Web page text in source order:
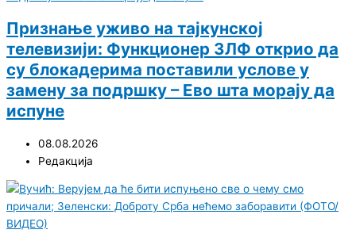
Признање уживо на тајкунској
телевизији: Функционер ЗЛФ открио да
су блокадерима поставили услове у
замену за подршку – Ево шта морају да
испуне
08.08.2026
Редакција